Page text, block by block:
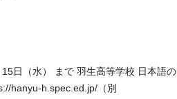
日（水） まで 羽生高等学校 日本語の
hanyu-h.spec.ed.jp/（別